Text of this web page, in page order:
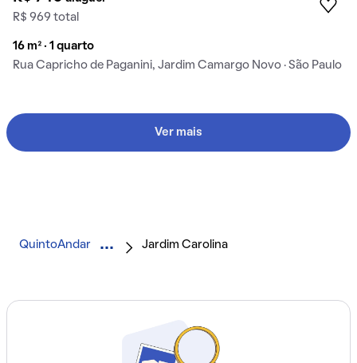
R$ 969 total
16 m² · 1 quarto
Rua Capricho de Paganini, Jardim Camargo Novo · São Paulo
Ver mais
QuintoAndar Jardim Carolina